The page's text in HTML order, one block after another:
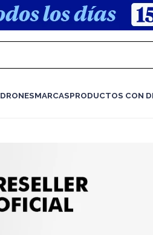
DRONESMARCASPRODUCTOS CON